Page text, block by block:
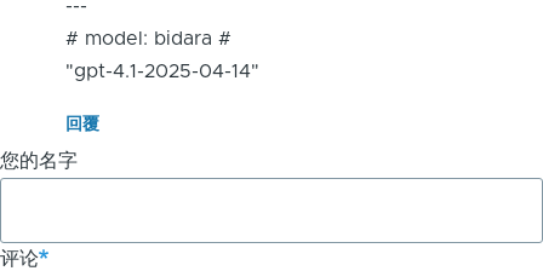
---
# model: bidara #
"gpt-4.1-2025-04-14"
回覆
您的名字
评论